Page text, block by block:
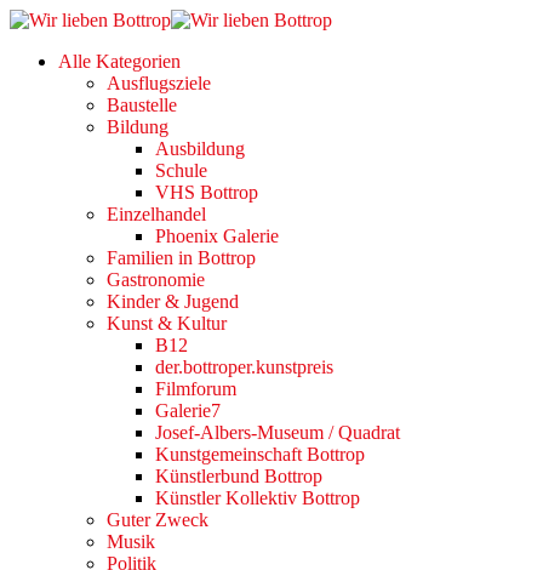
Alle Kategorien
Ausflugsziele
Baustelle
Bildung
Ausbildung
Schule
VHS Bottrop
Einzelhandel
Phoenix Galerie
Familien in Bottrop
Gastronomie
Kinder & Jugend
Kunst & Kultur
B12
der.bottroper.kunstpreis
Filmforum
Galerie7
Josef-Albers-Museum / Quadrat
Kunstgemeinschaft Bottrop
Künstlerbund Bottrop
Künstler Kollektiv Bottrop
Guter Zweck
Musik
Politik